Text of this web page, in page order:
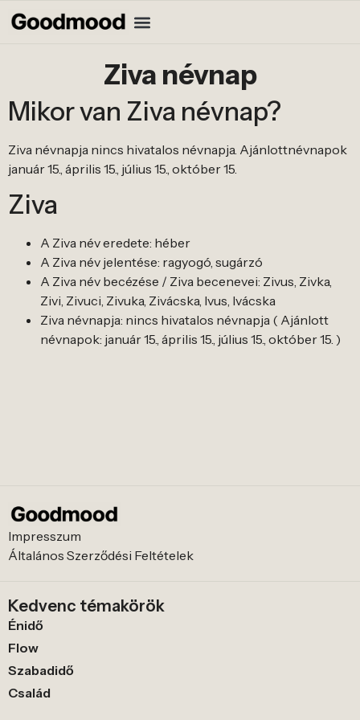
Ziva névnap
Mikor van Ziva névnap?
Ziva névnapja nincs hivatalos névnapja. Ajánlottnévnapok
január 15., április 15., július 15., október 15.
Ziva
A Ziva név eredete: héber
A Ziva név jelentése: ragyogó, sugárzó
A Ziva név becézése / Ziva becenevei: Zivus, Zivka,
Zivi, Zivuci, Zivuka, Zivácska, Ivus, Ivácska
Ziva névnapja: nincs hivatalos névnapja ( Ajánlott
névnapok: január 15., április 15., július 15., október 15. )
Impresszum
Általános Szerződési Feltételek
Kedvenc témakörök
Énidő
Flow
Szabadidő
Család